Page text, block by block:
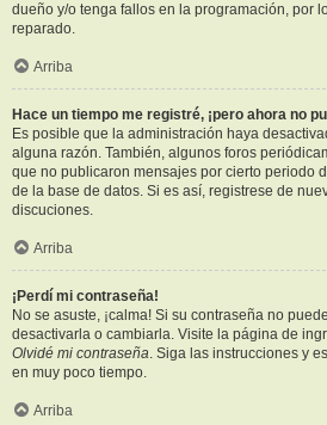
dueño y/o tenga fallos en la programación, por
reparado.
Arriba
Hace un tiempo me registré, ¡pero ahora no
Es posible que la administración haya
alguna razón. También, algunos foros
que no publicaron mensajes por cierto periodo
de la base de datos. Si es así, registrese de
discuciones.
Arriba
¡Perdí mi contraseña!
No se asuste, ¡calma! Si su contraseña no
desactivarla o cambiarla. Visite la página de
Olvidé mi contraseña. Siga las instrucciones y
en muy poco tiempo.
Arriba